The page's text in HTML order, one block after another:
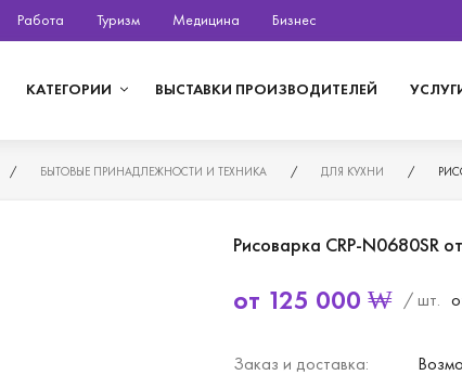
Работа Туризм Медицина Бизнес
КАТЕГОРИИ ВЫСТАВКИ ПРОИЗВОДИТЕЛЕЙ
/ БЫТОВЫЕ ПРИНАДЛЕЖНОСТИ И ТЕХНИКА / ДЛЯ КУХНИ /
Рисоварка CRP-N0680SR
от 125 000 ₩ / шт.
Заказ и доставка: